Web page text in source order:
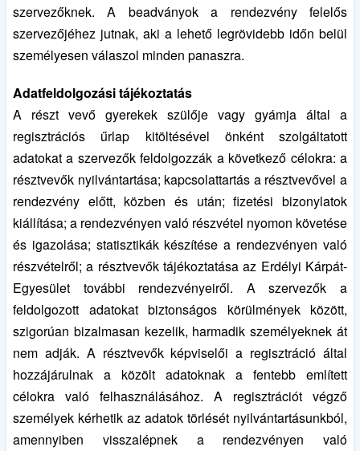
szervezőknek. A beadványok a rendezvény felelős
szervezőjéhez jutnak, aki a lehető legrövidebb időn belül
személyesen válaszol minden panaszra.
Adatfeldolgozási tájékoztatás
A részt vevő gyerekek szülője vagy gyámja által a
regisztrációs űrlap kitöltésével önként szolgáltatott
adatokat a szervezők feldolgozzák a következő célokra: a
résztvevők nyilvántartása; kapcsolattartás a résztvevővel a
rendezvény előtt, közben és után; fizetési bizonylatok
kiállítása; a rendezvényen való részvétel nyomon követése
és igazolása; statisztikák készítése a rendezvényen való
részvételről; a résztvevők tájékoztatása az Erdélyi Kárpát-
Egyesület további rendezvényeiről. A szervezők a
feldolgozott adatokat biztonságos körülmények között,
szigorúan bizalmasan kezelik, harmadik személyeknek át
nem adják. A résztvevők képviselői a regisztráció által
hozzájárulnak a közölt adatoknak a fentebb említett
célokra való felhasználásához. A regisztrációt végző
személyek kérhetik az adatok törlését nyilvántartásunkból,
amennyiben visszalépnek a rendezvényen való